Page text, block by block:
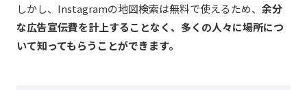
しかし、Instagramの地図検索は無料で使えるため、 余分
な広告宣伝費を計上することなく、多くの人々に場所につ
いて知ってもらうことができます。